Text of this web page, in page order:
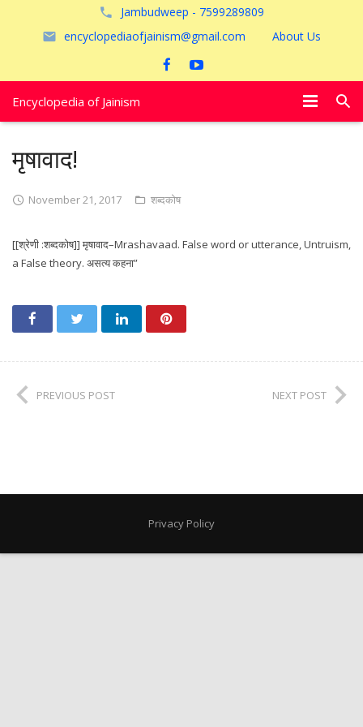
Jambudweep - 7599289809
encyclopediaofjainism@gmail.com
About Us
Encyclopedia of Jainism
पूजायें
अयोध्या
मृषावाद!
November 21, 2017 शब्दकोष
[[श्रेणी :शब्दकोष]] मृषावाद–Mrashavaad. False word or utterance, Untruism,
a False theory. असत्य कहना”
PREVIOUS POST NEXT POST
Privacy Policy